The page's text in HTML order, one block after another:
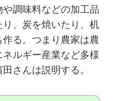
調味料などの加工品
、炭を焼いたり、机
る。つまり農家は農
ルギー産業など多様
さんは説明する。